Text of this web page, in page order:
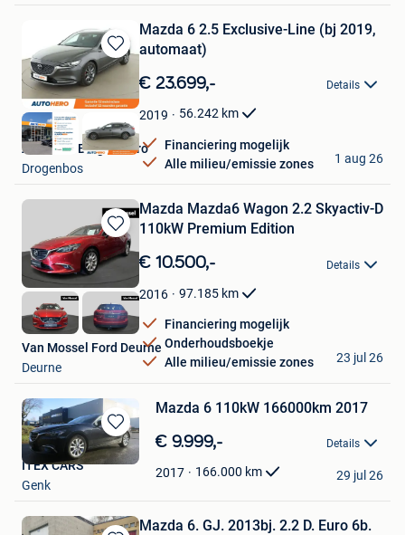
Bewaren
in
Favorieten
Mazda 6 2.5 Exclusive-Line (bj 2019,
automaat)
€ 23.699,- Details
2019 56.242 km
Financiering mogelijk
Alle milieu/emissie zones
Autohero Belgium Pro
Drogenbos
1 aug 26
Bewaren
in
Mijn
Favorieten
Mazda Mazda6 Wagon 2.2 Skyactiv-D
110kW Premium Edition
€ 10.500,- Details
2016 97.185 km
Financiering mogelijk
Onderhoudsboekje
Alle milieu/emissie zones
Van Mossel Ford Deurne
Deurne
23 jul 26
Bewaren
in
Mazda 6 110kW 166000km 2017
€ 9.999,- Details
2017 166.000 km
ITEX CARS
Genk
29 jul 26
Mazda 6. GJ. 2013bj. 2.2 D. Euro 6b.